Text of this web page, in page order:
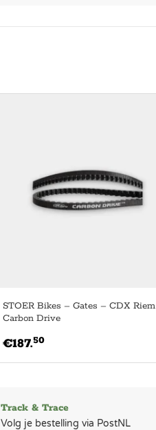
STOER Bikes – Gates – CDX Riem
Carbon Drive
€187.50
Track & Trace
Volg je bestelling via PostNL